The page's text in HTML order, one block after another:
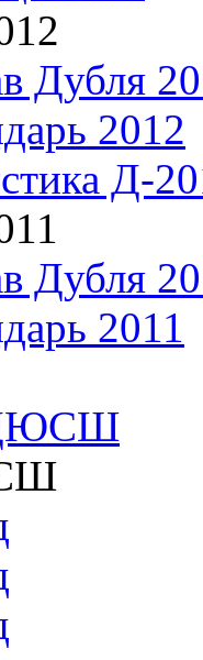
Дубля
2012
Д-
Дубля
2011
ДЮСШ